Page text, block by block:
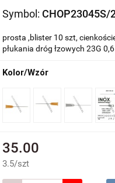
Symbol:CHOP23045S/
prosta ,blister 10 szt,
płukania dróg łzowych 23G
Kolor/Wzór
35.00
3.5/szt